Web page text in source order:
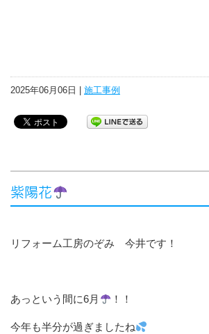
2025年06月06日 | 施工事例
紫陽花
リフォーム工房のぞみ 今井です！
あっという間に6月 ！！
今年も半分が過ぎましたね